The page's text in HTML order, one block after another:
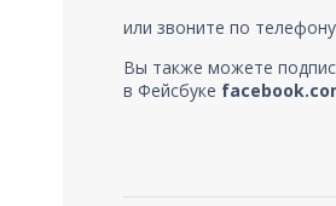
или звоните по
Вы также можете
в Фейсбуке